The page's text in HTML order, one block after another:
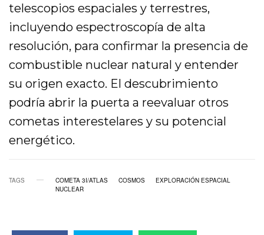
telescopios espaciales y terrestres,
incluyendo espectroscopía de alta
resolución, para confirmar la presencia de
combustible nuclear natural y entender
su origen exacto. El descubrimiento
podría abrir la puerta a reevaluar otros
cometas interestelares y su potencial
energético.
TAGS COMETA 3I/ATLAS COSMOS
EXPLORACIÓN ESPACIAL
NUCLEAR